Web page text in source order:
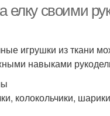
елку своими
игрушки из ткани
навыками
колокольчики,